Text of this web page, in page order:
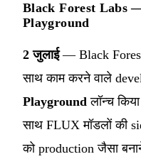
Black Forest Labs
Playground
2 जुलाई— Black
साथ काम करने वाले
Playground लॉन्च
साथ FLUX मॉडलों की
को production जैसा